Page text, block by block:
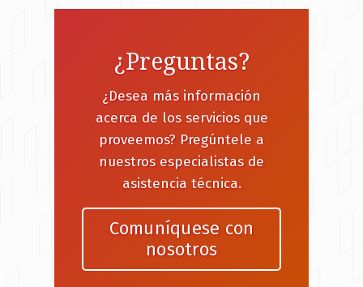
¿Preguntas?
¿Desea más información
acerca de los servicios que
proveemos? Pregúntele a
nuestros especialistas de
asistencia técnica.
Comuníquese con
nosotros